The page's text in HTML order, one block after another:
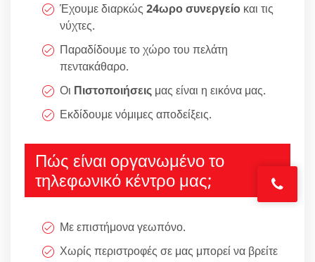
Έχουμε διαρκώς 24ωρο συνεργείο και τις
νύχτες.
Παραδίδουμε το χώρο του πελάτη
πεντακάθαρο.
Οι Πιστοποιήσεις μας είναι η εικόνα μας.
Εκδίδουμε νόμιμες αποδείξεις.
Πώς είναι οργανωμένο το
τηλεφωνικό κέντρο μας;
Με επιστήμονα γεωπόνο.
Χωρίς περιστροφές σε μας μπορεί να βρείτε